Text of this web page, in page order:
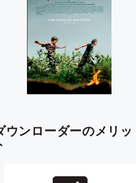
ウンローダーのメリッ